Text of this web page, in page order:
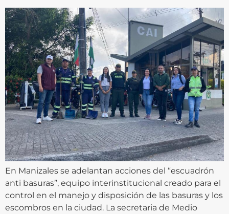
En Manizales se adelantan acciones del “escuadrón
anti basuras”, equipo interinstitucional creado para el
control en el manejo y disposición de las basuras y los
escombros en la ciudad. La secretaria de Medio